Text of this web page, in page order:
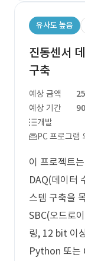
유사도 높음
진동센서
구축
예상 금액
예상 기간
개발
PC 프로그램
이 프로젝트
DAQ(데이터
스템 구축을
SBC(오드로
링, 12 bit 이
Python 또는